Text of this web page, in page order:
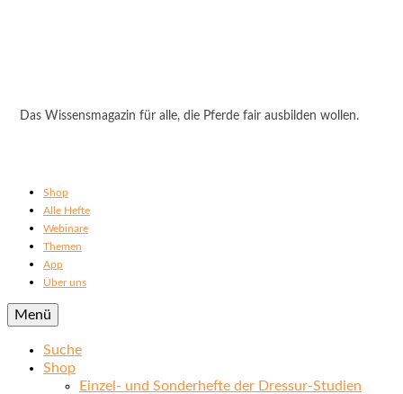
Das Wissensmagazin für alle, die Pferde fair ausbilden wollen.
Shop
Alle Hefte
Webinare
Themen
App
Über uns
Menü
Suche
Shop
Einzel- und Sonderhefte der Dressur-Studien